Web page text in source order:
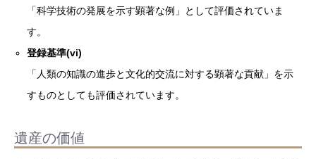
「科学技術の発展を示す顕著な例」として評価されていま
す。
登録基準(vi)
「人類の知識の進歩と文化的交流に対する顕著な貢献」を示
すものとしても評価されています。
遺産の価値